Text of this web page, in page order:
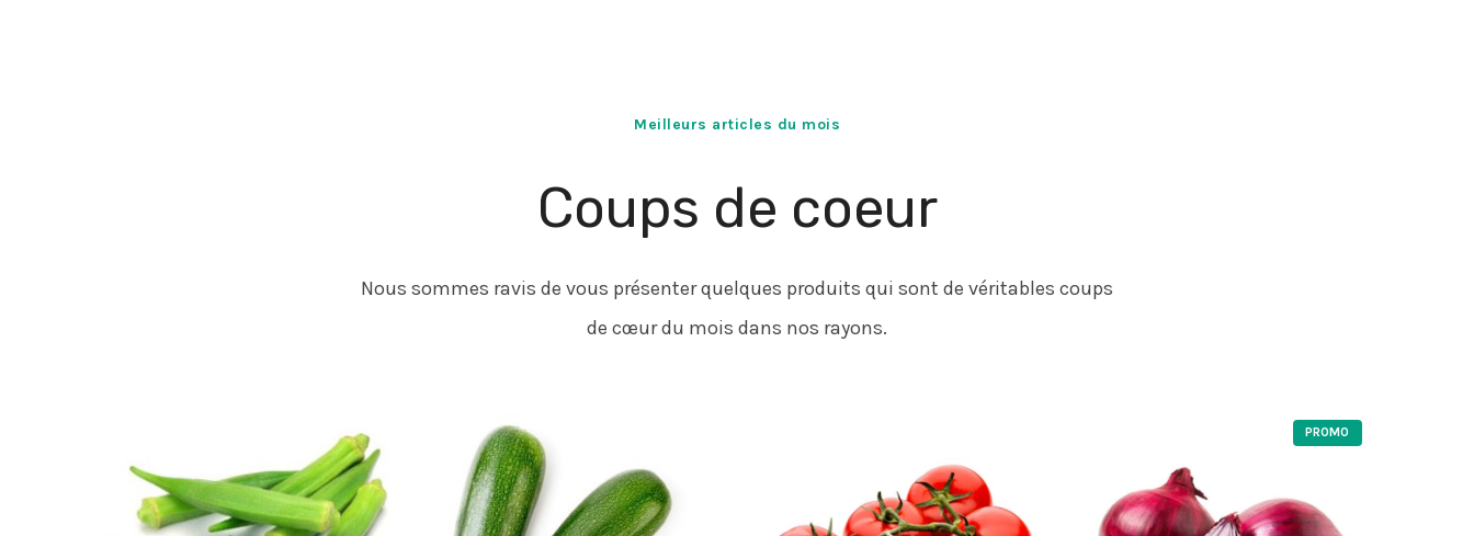
Meilleurs articles du mois
Coups de coeur
Nous sommes ravis de vous présenter quelques produits qui sont de véritables coups
de cœur du mois dans nos rayons.
PROMO
R